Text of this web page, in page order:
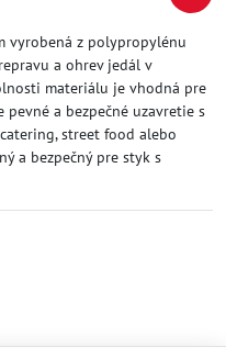
vyrobená z polypropylénu
a ohrev jedál v
materiálu je vhodná pre
a bezpečné uzavretie s
street food alebo
a bezpečný pre styk s